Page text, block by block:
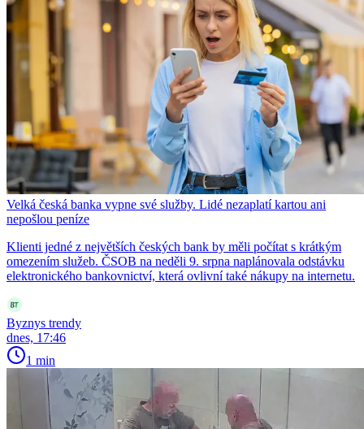
Velká česká banka vypne své služby. Lidé nezaplatí kartou ani
nepošlou peníze
Klienti jedné z největších českých bank by měli počítat s krátkým
omezením služeb. ČSOB na neděli 9. srpna naplánovala odstávku
elektronického bankovnictví, která ovlivní také nákupy na internetu.
Byznys trendy
dnes, 17:46
1 min